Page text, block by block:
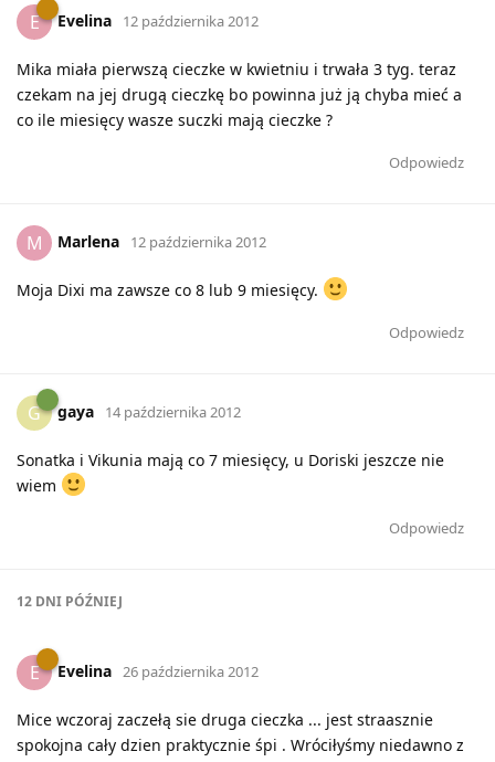
E Evelina 12 października 2012
Mika miała pierwszą cieczke w kwietniu i trwała 3 tyg. teraz
czekam na jej drugą cieczkę bo powinna już ją chyba mieć a
co ile miesięcy wasze suczki mają cieczke ?
Odpowiedz
M Marlena 12 października 2012
Moja Dixi ma zawsze co 8 lub 9 miesięcy.
Odpowiedz
G gaya 14 października 2012
Sonatka i Vikunia mają co 7 miesięcy, u Doriski jeszcze nie
wiem
Odpowiedz
12 DNI PÓŹNIEJ
E Evelina 26 października 2012
Mice wczoraj zaczełą sie druga cieczka ... jest straasznie
spokojna cały dzien praktycznie śpi . Wróciłyśmy niedawno z